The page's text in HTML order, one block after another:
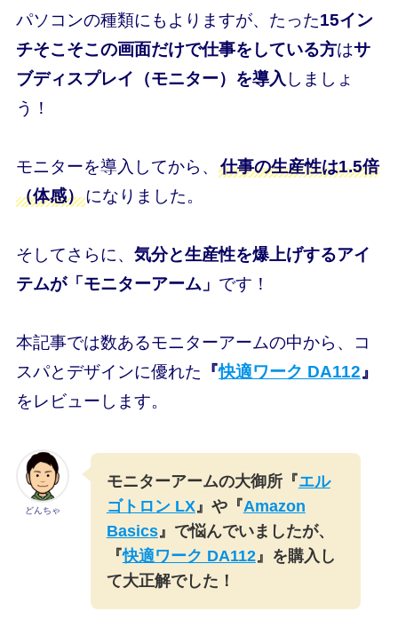
パソコンの種類にもよりますが、たった15イン
チそこそこの画面だけで仕事をしている方はサ
ブディスプレイ（モニター）を導入 しましょ
う！
モニターを導入してから、 仕事の生産性は1.5倍
（体感）になりました。
そしてさらに、 気分と生産性を爆上げするアイ
テムが「モニターアーム」 です！
本記事では数あるモニターアームの中から、コ
スパとデザインに優れた 『快適ワーク DA112』
をレビューします。
どんちゃ
モニターアームの大御所『エル
ゴトロン LX』や『Amazon
Basics』で悩んでいましたが、
『快適ワーク DA112』を購入し
て大正解でした！